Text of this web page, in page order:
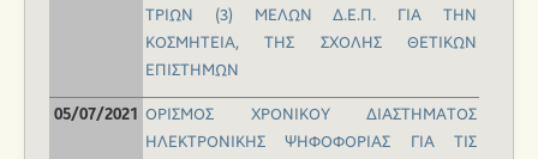
ΤΡΙΩΝ (3) ΜΕΛΩΝ Δ.Ε.Π. ΓΙΑ ΤΗΝ
ΚΟΣΜΗΤΕΙΑ, ΤΗΣ ΣΧΟΛΗΣ ΘΕΤΙΚΩΝ
ΕΠΙΣΤΗΜΩΝ
05/07/2021
ΟΡΙΣΜΟΣ ΧΡΟΝΙΚΟΥ ΔΙΑΣΤΗΜΑΤΟΣ
ΗΛΕΚΤΡΟΝΙΚΗΣ ΨΗΦΟΦΟΡΙΑΣ ΓΙΑ ΤΙΣ